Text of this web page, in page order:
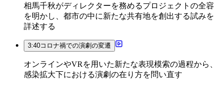
相馬千秋がディレクターを務めるプロジェクトの全容
を明かし、都市の中に新たな共有地を創出する試みを
詳述する
3:40コロナ禍での演劇の変遷
オンラインやVRを用いた新たな表現模索の過程から、
感染拡大下における演劇の在り方を問い直す